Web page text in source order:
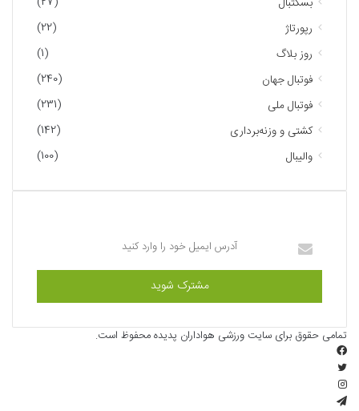
رپورتاژ
(22)
روز بلاگ
(1)
فوتبال جهان
(240)
فوتبال ملی
(231)
کشتی و وزنه‌برداری
(142)
والیبال
(100)
آدرس
ایمیل
خود
وارد
کنید
تمامی حقوق برای سایت ورزشی هواداران پدیده محفوظ است.